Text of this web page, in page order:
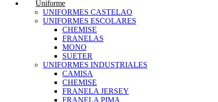
Uniforme
UNIFORMES CASTELAO
UNIFORMES ESCOLARES
CHEMISE
FRANELAS
MONO
SUETER
UNIFORMES INDUSTRIALES
CAMISA
CHEMISE
FRANELA JERSEY
FRANELA PIMA